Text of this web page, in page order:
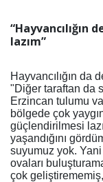
lazım”
Hayvancılığın da
"Diğer taraftan da
Erzincan tulumu
bölgede çok
güçlendirilmesi
yaşandığını
suyumuz yok.
ovaları
çok